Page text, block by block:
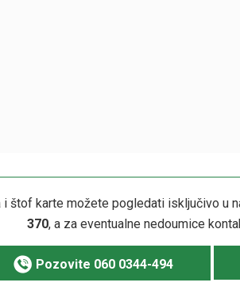
štof karte možete pogledati isključivo u
370, a za eventualne nedoumice
Pozovite 060 0344-494